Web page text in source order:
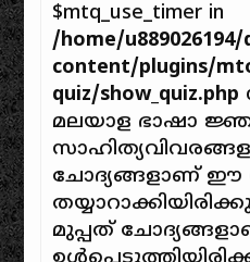
$mtq_use_timer in
/home/
content/plugins/
quiz/show_quiz.php
മലയാള ഭാഷാ
ചോദ്യങ്ങളാണ് ഈ
മുപ്പത്